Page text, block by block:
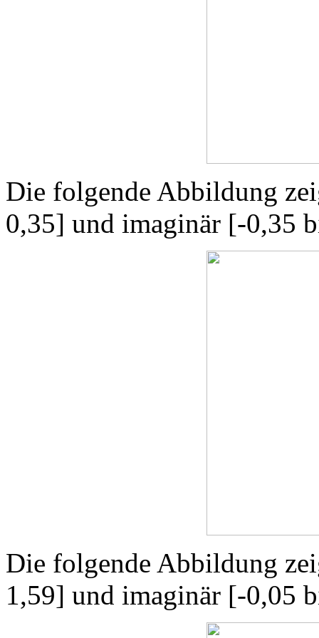
Die folgende Abbildung
0,35] und imaginär [-0,35
Die folgende Abbildung
1,59] und imaginär [-0,05